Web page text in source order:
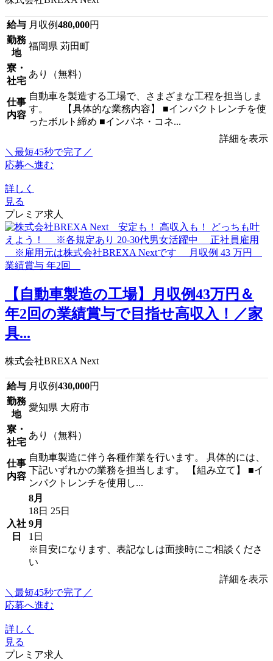
給与 月収例480,000円
勤務
地
福岡県 苅田町
寮・
社宅
あり（無料）
仕事
内容
自動車を製造する工場で、さまざまな工程を担当しま
す。 【具体的な業務内容】 ■インパクトレンチを使
ったボルト締め ■インパネ・コネ...
詳細を表示
＼最短45秒で完了／
応募へ進む
詳しく
見る
プレミア求人
【自動車製造の工場】月収例43万円＆
年2回の業績賞与で目指せ高収入！／家
具...
株式会社BREXA Next
給与 月収例430,000円
勤務
地
愛知県 大府市
寮・
社宅
あり（無料）
仕事
内容
自動車製造に伴う各種作業を行います。 具体的には、
下記いずれかの業務を担当します。 【組み立て】 ■イ
ンパクトレンチを使用し...
入社
日
8月
18日 25日
9月
1日
※目安になります、表記なしは面接時にご相談くださ
い
詳細を表示
＼最短45秒で完了／
応募へ進む
詳しく
見る
プレミア求人